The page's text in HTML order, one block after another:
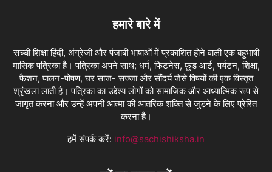
हमारे बारे में
सच्ची शिक्षा हिंदी, अंग्रेजी और पंजाबी भाषाओं में प्रकाशित होने वाली एक बहुभाषी
मासिक पत्रिका है। पत्रिका अपने साथ; धर्म, फिटनेस, फ़ूड आर्ट, पर्यटन, शिक्षा,
फैशन, पालन-पोषण, घर साज- सज्जा और सौंदर्य जैसे विषयों की एक विस्तृत
श्रृंखला लाती है। पत्रिका का उद्देश्य लोगों को सामाजिक और आध्यात्मिक रूप से
जागृत करना और उन्हें अपनी आत्मा की आंतरिक शक्ति से जुड़ने के लिए प्रेरित
करना है।
हमें संपर्क करें: info@sachishiksha.in